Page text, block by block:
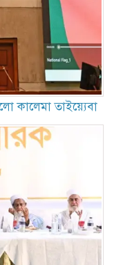
কালেমা তাইয়্যেবা